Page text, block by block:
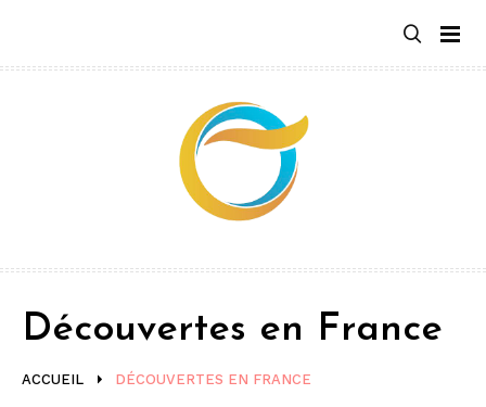
contenu
ACCUEIL DÉCOUVERTES EN FRANCE
Découvertes en France